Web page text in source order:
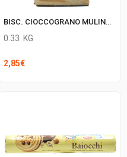
BISC. CIOCCOGRANO MULINO BIANCO
0.33 KG
2,85€